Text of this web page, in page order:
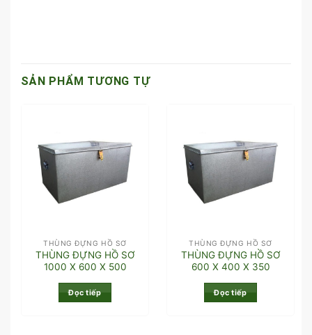
SẢN PHẨM TƯƠNG TỰ
THÙNG ĐỰNG HỒ SƠ
THÙNG ĐỰNG HỒ SƠ
1000 X 600 X 500
Đọc tiếp
THÙNG ĐỰNG HỒ SƠ
THÙNG ĐỰNG HỒ SƠ
600 X 400 X 350
Đọc tiếp